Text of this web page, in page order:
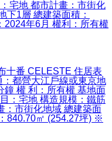
宅地 都市計畫：市街化
下1層 總建築面積：
2024年6月 權利：所有權
十番 CELESTE 住居表
都營大江戶線或東京地
權 利：所有權 基地面
：宅地 構造規模：鐵筋
：市街化地域 總建築面
840.70㎡ (254.27坪) ※